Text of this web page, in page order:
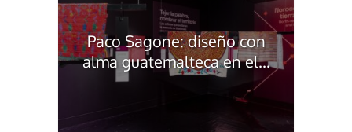
Paco Sagone: diseño con
alma guatemalteca en el...